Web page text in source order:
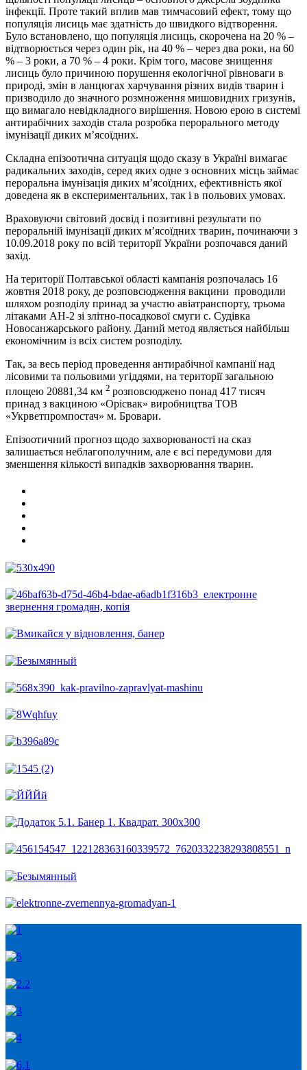
інфекції. Проте такий вплив мав тимчасовий ефект, тому що
популяція лисиць має здатність до швидкого відтворення.
Було встановлено, що популяція лисиць, скорочена на 20 % –
відтворюється через один рік, на 40 % – через два роки, на 60
% – 3 роки, а 70 % – 4 роки. Крім того, масове знищення
лисиць було причиною порушення екологічної рівноваги в
природі, змін в ланцюгах харчування різних видів тварин і
призводило до значного розмноження мишовидних гризунів,
що вимагало невідкладного вирішення. Новою ерою в системі
антирабічних заходів стала розробка перорального методу
імунізації диких м’ясоїдних.
Складна епізоотична ситуація щодо сказу в Україні вимагає
радикальних заходів, серед яких одне з основних місць займає
пероральна імунізація диких м’ясоїдних, ефективність якої
доведена як в експериментальних, так і в польових умовах.
Враховуючи світовий досвід і позитивні результати по
пероральній імунізації диких м’ясоїдних тварин, починаючи з
10.09.2018 року по всій території України розпочався даний
захід.
На території Полтавської області кампанія розпочалась 16
жовтня 2018 року, де розповсюдження вакцини проводили
шляхом розподілу принад за участю авіатранспорту, трьома
літаками АН-2 зі злітно-посадкової смуги с. Судівка
Новосанжарського району. Даний метод являється найбільш
економічним із всіх систем розподілу.
Так, за весь період проведення антирабічної кампанії над
лісовими та польовими угіддями, на території загальною
площею 20881,34 км 2 розповсюджено понад 417 тисяч
принад з вакциною «Орісвак» виробництва ТОВ
«Укрветпромпостач» м. Бровари.
Епізоотичний прогноз щодо захворюваності на сказ
залишається неблагополучним, але є всі передумови для
зменшення кількості випадків захворювання тварин.